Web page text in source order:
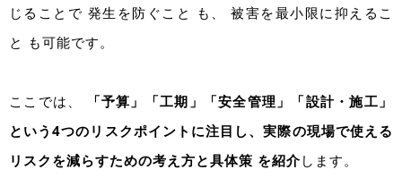
じることで 発生を防ぐこと も、 被害を最小限に抑えるこ
と も可能です。
ここでは、
「予算」「工期」「安全管理」「設計・施工」
という4つのリスクポイントに注目し、実際の現場で使える
リスクを減らすための考え方と具体策 を紹介 します。